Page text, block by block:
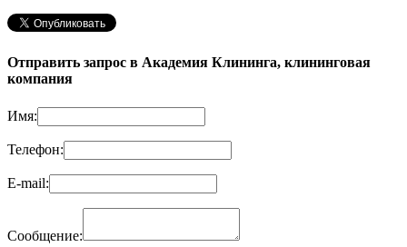
Отправить запрос в Академия Клининга, клининговая
компания
Имя:
Телефон:
E-mail:
Сообщение: